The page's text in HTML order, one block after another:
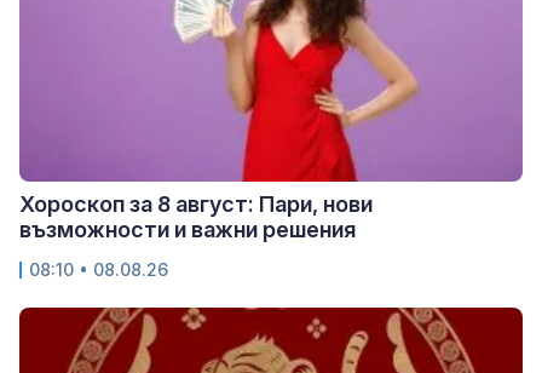
Хороскоп за 8 август: Пари, нови
възможности и важни решения
08:10 • 08.08.26